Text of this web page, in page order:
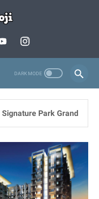
Signature Park Grand